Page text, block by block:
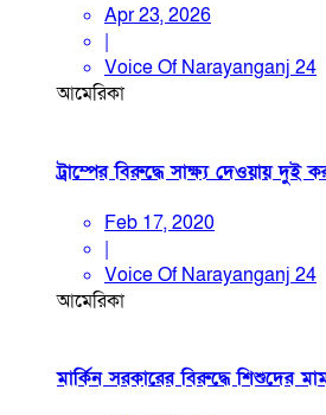
Apr 23, 2026
|
Voice Of Narayanganj 24
আমেরিকা
ট্রাম্পের বিরুদ্ধে সাক্ষ্য দেওয়ায় দুই
Feb 17, 2020
|
Voice Of Narayanganj 24
আমেরিকা
মার্কিন সরকারের বিরুদ্ধে শিশুদের